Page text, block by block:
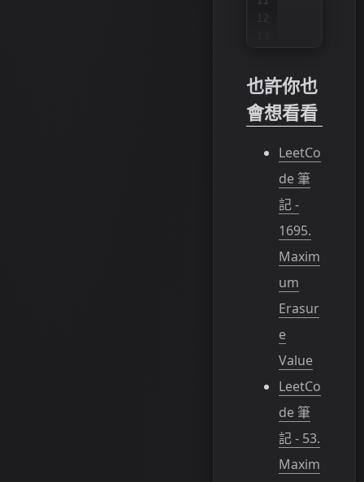
12
16
17
18
也許你也
會想看看
LeetCo
de 筆
記 -
1695.
Maxim
um
Erasur
e
Value
LeetCo
de 筆
記 - 53.
Maxim